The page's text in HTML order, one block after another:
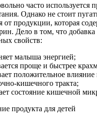
часто используется
Однако не стоит
от продукции, которая
Дело в том, что добавка
свойств:
малыша энергией;
проще и быстрее
положительное
кишечного тракта;
состояние кишечной
продукта для детей